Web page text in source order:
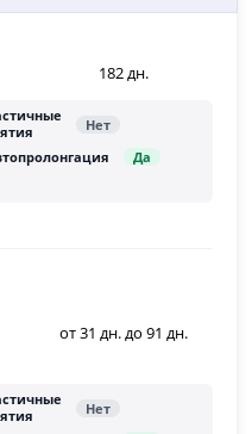
182 дн.
от 31 дн. до 91 дн.